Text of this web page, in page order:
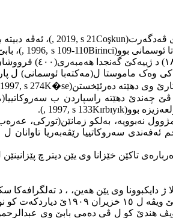
ڤەدگەرت(Coşkun
, 2019, s 21)، ئەڤە
Birinci
, 1996, s 109-110
)، ل
وی دهێتە دەرئێخستن(K�se
s 274
دهێتە راسپاردن ب
بوو(Kırbıyık
, 1997, s 133
).
نەبوویە، بەلکو زمانێن(تورکی،
ژیێ من ٤٠ سالە(
بەگی دکەڤیتە دەوروبەرێن سالێن(١٨٦٩-١٨٧٠)هەروەسا ل